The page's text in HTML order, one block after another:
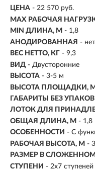
ЦЕНА - 22 570 руб.
MAX РАБОЧАЯ
MIN ДЛИНА, М - 1,8
АНОДИРОВАННАЯ - нет
ВЕС НЕТТО, КГ - 9,3
ВИД - Двусторонние
ВЫСОТА - 3-5 м
ВЫСОТА ПЛОЩАДКИ, М
ГАБАРИТЫ БЕЗ
ЛОТОК ДЛЯ
ОБЩАЯ ДЛИНА, М - 1,8
ОСОБЕННОСТИ - С
РАБОЧАЯ ВЫСОТА, М -
РАЗМЕР В
СТУПЕНИ - 2х7 ступеней